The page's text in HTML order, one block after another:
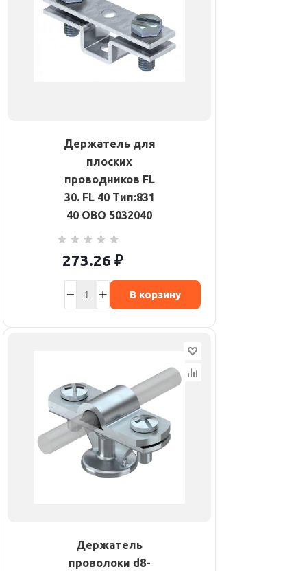
Держатель для
плоских
проводников FL
30. FL 40 Тип:831
40 OBO 5032040
273.26 ₽
В корзину
Держатель
проволоки d8-